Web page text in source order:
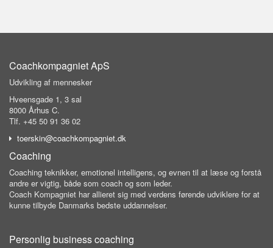
Coachkompagniet ApS
Udvikling af mennesker
Hveensgade 1, 3 sal
8000 Århus C.
Tlf. +45 50 91 36 02
toerskin@coachkompagniet.dk
Coaching
Coaching teknikker, emotionel intelligens, og evnen til at læse og forstå
andre er vigtig, både som coach og som leder.
Coach Kompagniet har allieret sig med verdens førende udviklere for at
kunne tilbyde Danmarks bedste uddannelser.
Personlig business coaching